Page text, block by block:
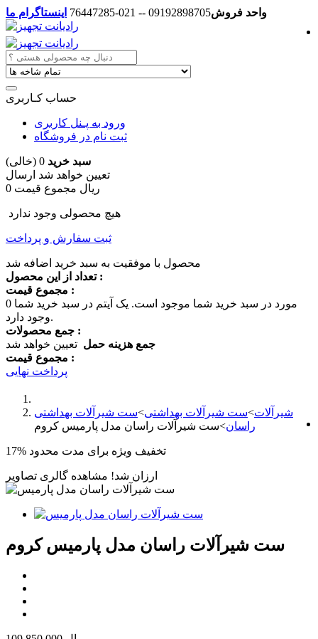
واحد فروش09192898705 -- 021-76447285 اینستاگرام ما
حساب کـاربری
ورود به پـنل کاربری
ثبت نام در فروشگاه
سبد خرید 0 (خالی)
تعیین خواهد شد ارسال
0 ریال مجموع قیمت
هیچ محصولی وجود ندارد
ثبت سفارش و پرداخت
محصول با موفقیت به سبد خرید اضافه شد
تعداد از این محصول :
مجموع قیمت :
0
مورد در سبد خرید شما موجود است. یک آیتم در سبد خرید شما
وجود دارد.
جمع محصولات :
جمع هزینه حمل تعیین خواهد شد
مجموع قیمت :
پرداخت نهایی
شیرآلات>ست شیرآلات بهداشتی>ست شیرآلات بهداشتی
راسان>ست شیرآلات راسان مدل پارمیس کروم
17% تخفیف ویژه برای مدت محدود
ارزان شد! مشاهده گالری تصاویر
ست شیرآلات راسان مدل پارمیس کروم